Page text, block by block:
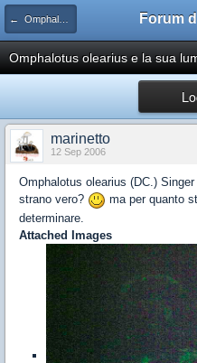
← Omphalotus
Omphalotus olearius e la sua
marinetto
12 Sep 2006
Omphalotus olearius (DC.) Singer
strano vero?
ma per quanto
determinare.
Attached Images